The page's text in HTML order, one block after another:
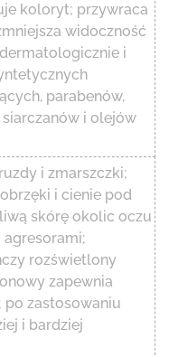
koloryt; przywraca
widoczność
i
parabenów,
i olejów
i zmarszczki;
i cienie pod
skórę okolic oczu
rozświetlony
zapewnia
po zastosowaniu
i bardziej